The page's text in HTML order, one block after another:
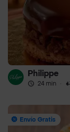
Philippe
24 min ·
Envío Gratis